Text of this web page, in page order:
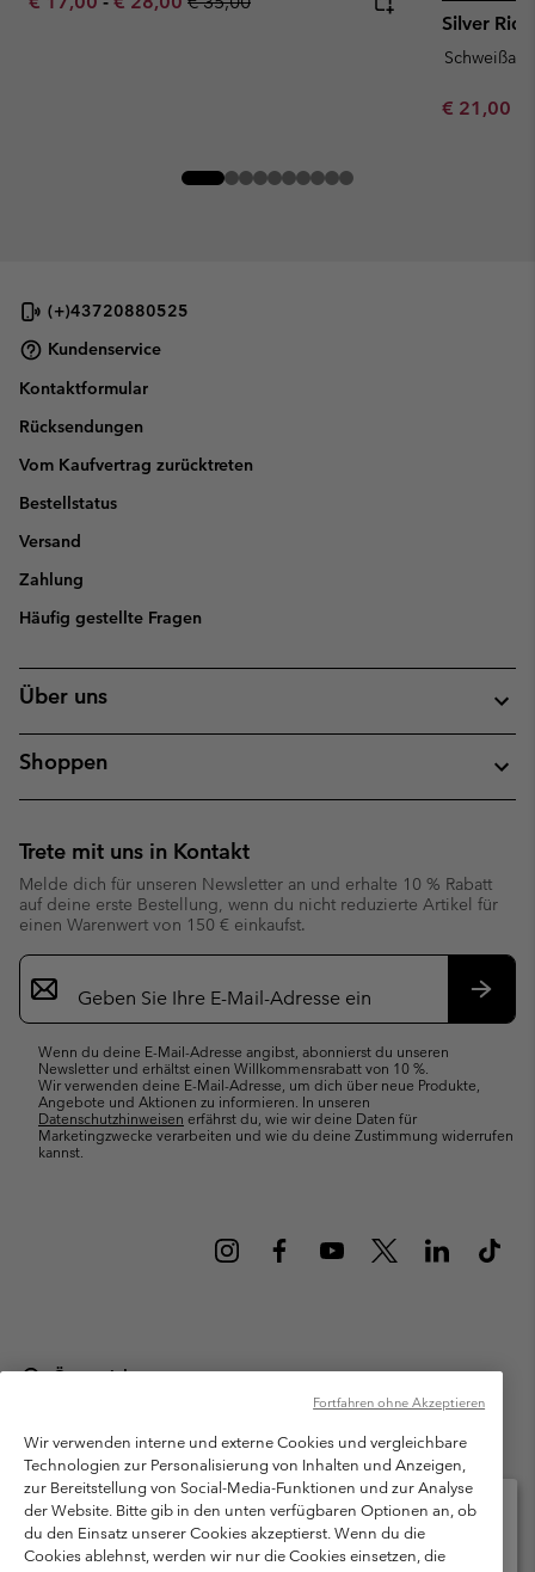
Silver
Minimum
€ 21,00
(+)43720880525
Kundenservice
Kontaktformular
Rücksendungen
Vom Kaufvertrag zurücktreten
Bestellstatus
Versand
Zahlung
Häufig gestellte Fragen
Über uns
Shoppen
Trete mit uns in Kontakt
Melde dich für unseren Newsletter an und erhalte 10 % Rabatt
auf deine erste Bestellung, wenn du nicht reduzierte Artikel für
einen Warenwert von 150 € einkaufst.
Newsletter-
Anmeldung
Wenn du deine E-Mail-Adresse angibst, abonnierst du unseren
Newsletter und erhältst einen Willkommensrabatt von 10 %.
Wir verwenden deine E-Mail-Adresse, um dich über neue Produkte,
Angebote und Aktionen zu informieren. In unseren
Datenschutzhinweisen erfährst du, wie wir deine Daten für
Marketingzwecke verarbeiten und wie du deine Zustimmung widerrufen
kannst.
Österreich
Columbia Sportswear Austria GmbH. Moosfeldstraße 1, 5101
Bergheim, Salzburg Österreich. Alle Rechte vorbehalten.
Nutzungsbedingungen
Allgemeine Verkaufsbedingungen
Garantie
Datenschutzerklärung
Bestimmungen und Bedingungen des Mitglieder Programms
Wir verwenden interne und externe Cookies und vergleichbare
Technologien zur Personalisierung von Inhalten und Anzeigen,
zur Bereitstellung von Social-Media-Funktionen und zur Analyse
der Website. Bitte gib in den unten verfügbaren Optionen an, ob
du den Einsatz unserer Cookies akzeptierst. Wenn du die
Cookies ablehnst, werden wir nur die Cookies einsetzen, die
Fortfahren ohne Akzeptieren
Bitte wählen Sie Ihr Lieferland und Ihre Sprache